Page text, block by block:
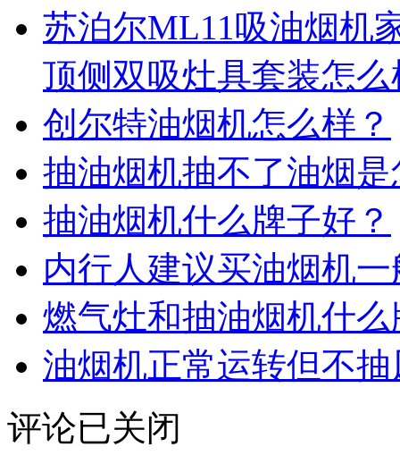
苏泊尔ML11吸油烟机
顶侧双吸灶具套装怎么
创尔特油烟机怎么样？
抽油烟机抽不了油烟
抽油烟机什么牌子好？
内行人建议买油烟机
燃气灶和抽油烟机什
油烟机正常运转但不抽
评论已关闭